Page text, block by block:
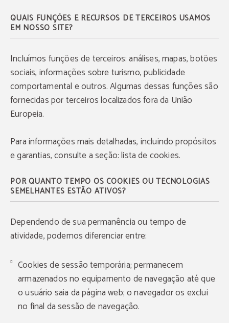
QUAIS FUNÇÕES E RECURSOS DE TERCEIROS USAMOS
EM NOSSO SITE?
Incluímos funções de terceiros: análises, mapas, botões
sociais, informações sobre turismo, publicidade
comportamental e outros. Algumas dessas funções são
fornecidas por terceiros localizados fora da União
Europeia.
Para informações mais detalhadas, incluindo propósitos
e garantias, consulte a seção: lista de cookies.
POR QUANTO TEMPO OS COOKIES OU TECNOLOGIAS
SEMELHANTES ESTÃO ATIVOS?
Dependendo de sua permanência ou tempo de
atividade, podemos diferenciar entre:
Cookies de sessão temporária; permanecem
armazenados no equipamento de navegação até que
o usuário saia da página web; o navegador os exclui
no final da sessão de navegação.
Estacionamento gratuito